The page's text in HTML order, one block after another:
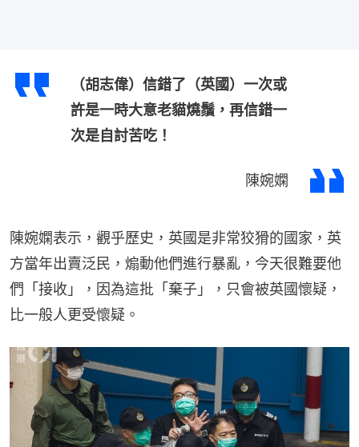
（胡志偉）信錯了（英國）一次或
許是一時大意老貓燒鬚，再信錯一
次是自討苦吃！
陳婉嫻
陳婉嫻表示，觀乎歷史，英國是非常狡猾的國家，英
方當年出賣泛民，煽動他們進行暴亂，今天很難要他
們「接收」，因為這批「棄子」，只會被英國懷疑，
比一般人更受懷疑。